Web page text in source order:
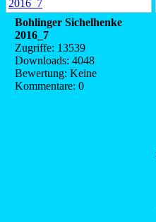
Bohlinger Sichelhenke
2016_7
Zugriffe: 13539
Downloads: 4048
Bewertung: Keine
Kommentare: 0